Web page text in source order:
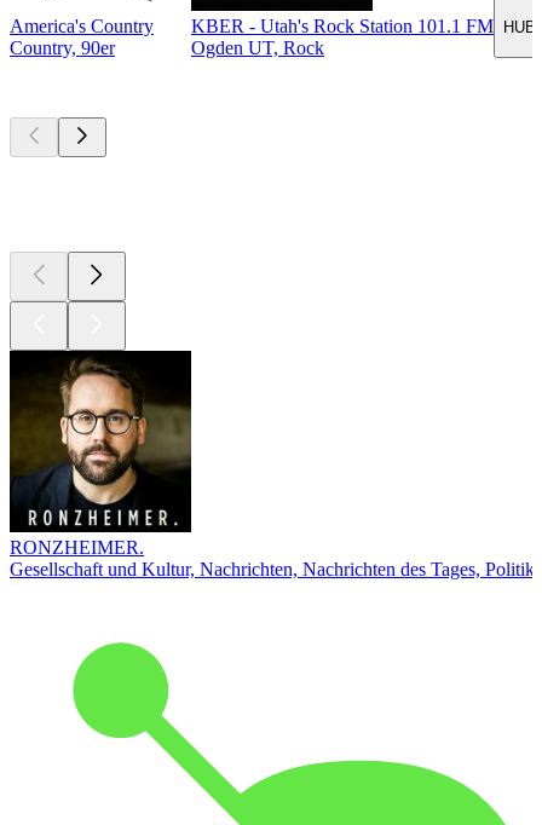
America's Country
Country, 90er
KBER - Utah's Rock Station 101.1 FM
Ogden UT, Rock
HUB
RONZHEIMER.
Gesellschaft und Kultur, Nachrichten, Nachrichten des Tages, Politik